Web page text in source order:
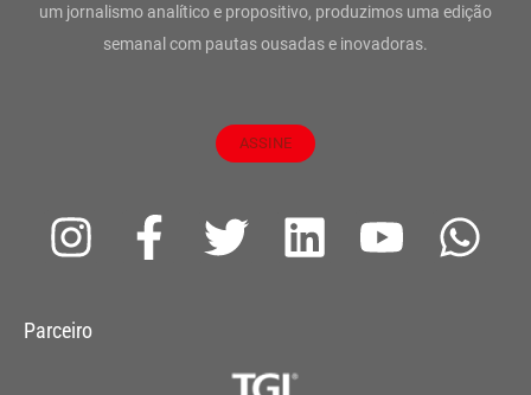
um jornalismo analítico e propositivo, produzimos uma edição
semanal com pautas ousadas e inovadoras.
ASSINE
I
s
F
a
T
t
L
Y
W
Parceiro